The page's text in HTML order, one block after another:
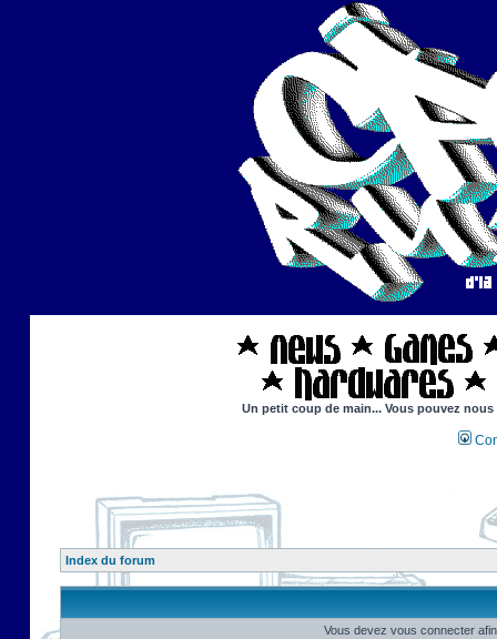
Un petit coup de main... Vous pouvez
Index du forum
Vous devez vous connecter